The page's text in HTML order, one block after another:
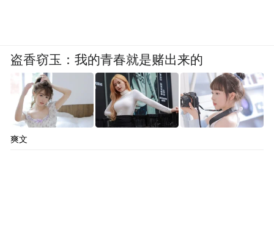
盗香窃玉：我的青春就是赌出来的
爽文